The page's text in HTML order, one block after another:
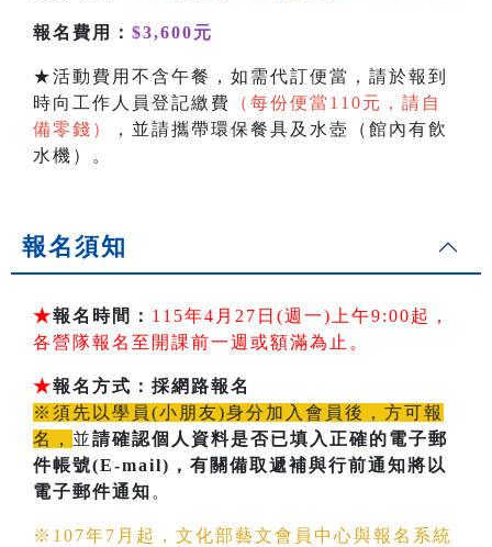
報名費用： $3,600元
★活動費用不含午餐，如需代訂便當，請於報到
時向工作人員登記繳費
（每份便當110元，請自
備零錢）
，並請攜帶環保餐具及水壺（館內有飲
水機）。
報名須知
★報名時間： 115年4月27日(週一)上午9:00起，
各營隊報名至開課前一週或額滿為止。
★報名方式：採網路報名
※須先以學員(小朋友)身分加入會員後，方可報
名， 並請確認個人資料是否已填入正確的電子郵
件帳號(E-mail) ，有關備取遞補與行前通知將以
電子郵件通知 。
※107年7月起，文化部藝文會員中心與報名系統